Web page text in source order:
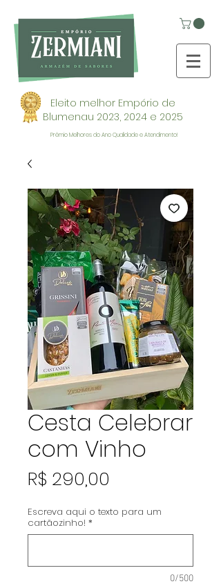
Eleito melhor Empório de
Blumenau 2023, 2024 e 2025
Prêmio Melhores do Ano Qualidade e Atendimento!
Cesta Celebrar
com Vinho
R$ 290,00
Escreva aqui o texto para um
cartãozinho! *
0/500